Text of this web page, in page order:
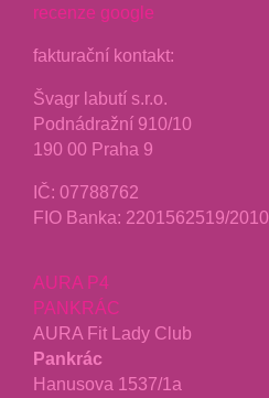
recenze google
fakturační kontakt:
Švagr labutí s.r.o.
Podnádražní 910/10
190 00 Praha 9
IČ: 07788762
FIO Banka: 2201562519/2010
AURA P4
PANKRÁC
AURA Fit Lady Club
Pankrác
Hanusova 1537/1a